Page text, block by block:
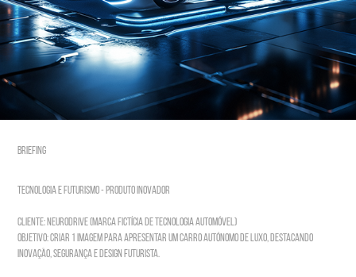
BRIEFING
Tecnologia e Futurismo - Produto Inovador
Cliente: NeuroDrive (marca fictícia de tecnologia automóvel)
Objetivo: Criar 1 imagem para apresentar um carro autónomo de luxo, destacando
inovação, segurança e design futurista.